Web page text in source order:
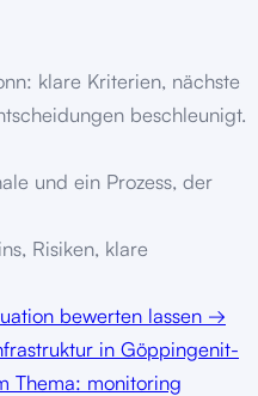
klare Kriterien, nächste
beschleunigt.
und ein Prozess, der
Risiken, klare
bewerten lassen →
in Göppingenit-
Thema: monitoring